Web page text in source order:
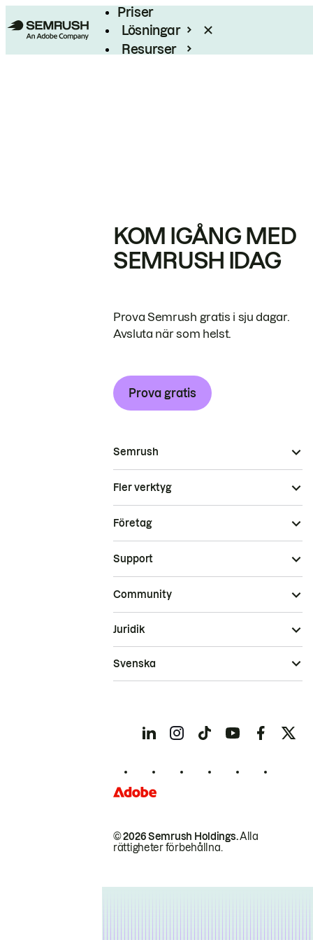
Priser
Lösningar
Resurser
KOM IGÅNG MED
SEMRUSH IDAG
Prova Semrush gratis i sju dagar.
Avsluta när som helst.
Prova gratis
Semrush
Fler verktyg
Företag
Support
Community
© 2026 Semrush Holdings.Alla
rättigheter förbehållna.
Juridik
Svenska